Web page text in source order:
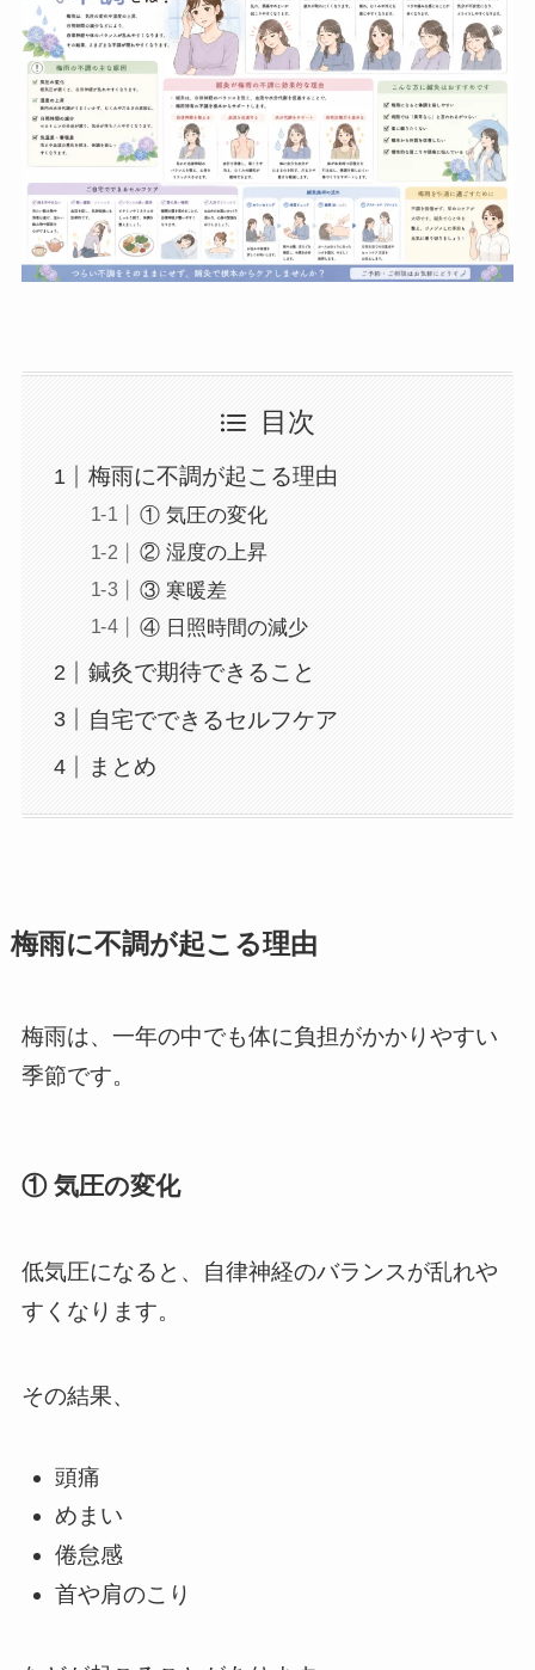
目次
梅雨に不調が起こる理由
① 気圧の変化
② 湿度の上昇
③ 寒暖差
④ 日照時間の減少
鍼灸で期待できること
自宅でできるセルフケア
まとめ
梅雨に不調が起こる理由
梅雨は、一年の中でも体に負担がかかりやすい
季節です。
① 気圧の変化
低気圧になると、自律神経のバランスが乱れや
すくなります。
その結果、
頭痛
めまい
倦怠感
首や肩のこり